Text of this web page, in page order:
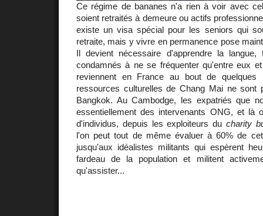
Ce régime de bananes n'a rien à voir avec
soient retraités à demeure ou actifs
existe un visa spécial pour les seniors qui
retraite, mais y vivre en permanence pose
Il devient nécessaire d'apprendre la
condamnés à ne se fréquenter qu'entre eux
reviennent en France au bout de
ressources culturelles de Chang Mai ne sont
Bangkok. Au Cambodge, les expatriés que
essentiellement des intervenants ONG, et là
d'individus, depuis les exploiteurs du charity
l'on peut tout de même évaluer à 60% de
jusqu'aux idéalistes militants qui espèrent
fardeau de la population et militent
qu'assister...